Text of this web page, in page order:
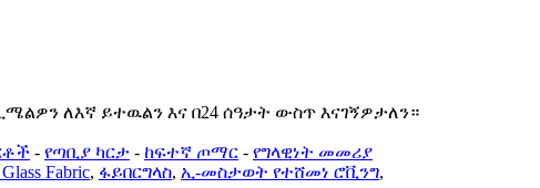
ለእኛ ይተዉልን እና በ24 ሰዓታት ውስጥ እናገኝዎታለን።
- የጣቢያ ካርታ - ከፍተኛ ጦማር - የግላዊነት መመሪያ
Fabric, ፋይበርግላስ, ኢ-መስታወት የተሸመነ ሮቪንግ,